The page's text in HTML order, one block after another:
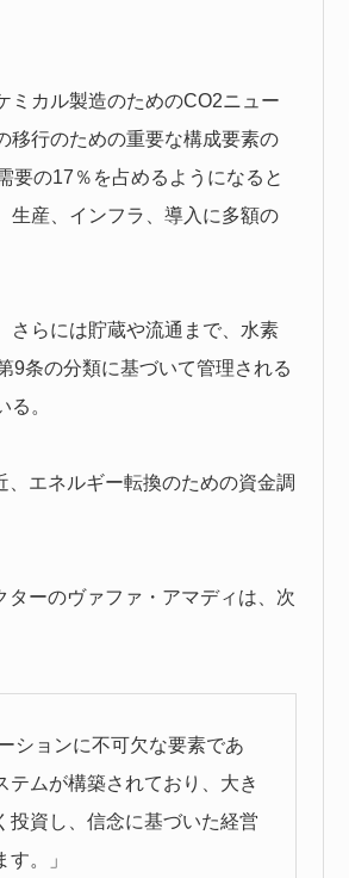
ミカル製造のためのCO2ニュー
移行のための重要な構成要素の
要の17％を占めるようになると
生産、インフラ、導入に多額の
さらには貯蔵や流通まで、水素
9条の分類に基づいて管理される
。
エネルギー転換のための資金調
ーのヴァファ・アマディは、次
ションに不可欠な要素であ
テムが構築されており、大き
投資し、信念に基づいた経営
。」